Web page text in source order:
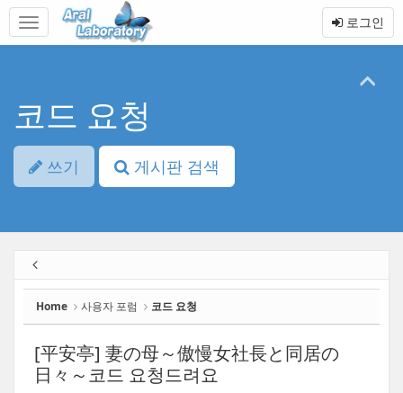
본
바
메
토
로그인
코드 요청
쓰기 게시판 검색
Home 사용자 포럼 코드 요청
[平安亭] 妻の母～傲慢女社長と同居の
日々～코드 요청드려요